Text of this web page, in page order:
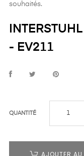
souhaités.
- EV211
QUANTITÉ